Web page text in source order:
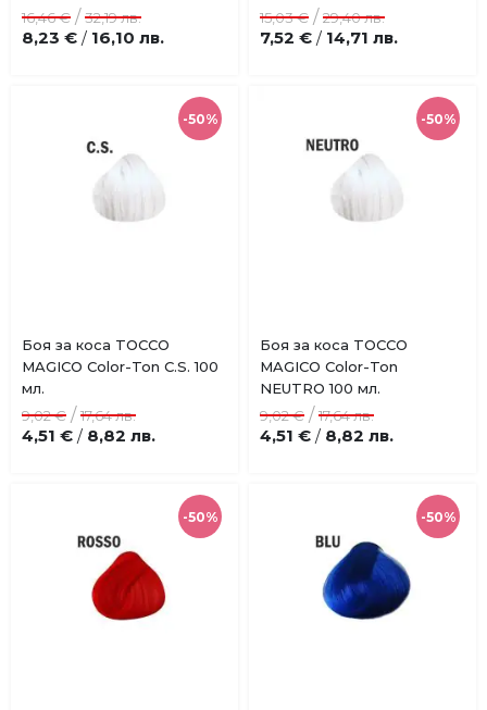
8,23 € / 16,10 лв.
16,46 € /32,19 лв.
7,52 € / 14,71 лв.
15,03 € /29,40 лв.
-50%
Добави
в
Купи
Боя за коса TOCCO
MAGICO Color-Ton C.S. 100
мл.
4,51 € / 8,82 лв.
9,02 € /17,64 лв.
-50%
в
Купи
Боя за коса TOCCO
MAGICO Color-Ton
NEUTRO 100 мл.
4,51 € / 8,82 лв.
9,02 € /17,64 лв.
-50% -50%